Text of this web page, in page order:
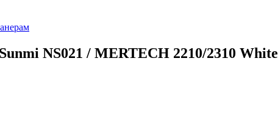
NS021 / MERTECH 2210/2310 White